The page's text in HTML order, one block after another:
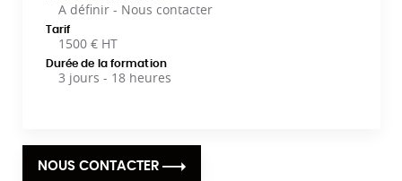
A définir - Nous contacter
Tarif
1500 € HT
Durée de la formation
3 jours - 18 heures
NOUS CONTACTER